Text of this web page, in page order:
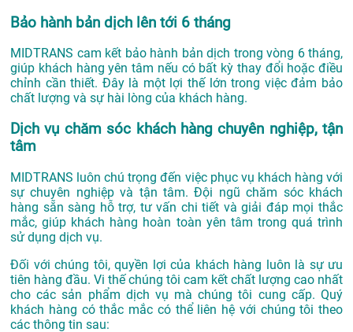
Bảo hành bản dịch lên tới 6 tháng
MIDTRANS cam kết bảo hành bản dịch trong vòng 6 tháng,
giúp khách hàng yên tâm nếu có bất kỳ thay đổi hoặc điều
chỉnh cần thiết. Đây là một lợi thế lớn trong việc đảm bảo
chất lượng và sự hài lòng của khách hàng.
Dịch vụ chăm sóc khách hàng chuyên nghiệp, tận
tâm
MIDTRANS luôn chú trọng đến việc phục vụ khách hàng với
sự chuyên nghiệp và tận tâm. Đội ngũ chăm sóc khách
hàng sẵn sàng hỗ trợ, tư vấn chi tiết và giải đáp mọi thắc
mắc, giúp khách hàng hoàn toàn yên tâm trong quá trình
sử dụng dịch vụ.
Đối với chúng tôi, quyền lợi của khách hàng luôn là sự ưu
tiên hàng đầu. Vi thế chúng tôi cam kết chất lượng cao nhất
cho các sản phẩm dịch vụ mà chúng tôi cung cấp. Quý
khách hàng có thắc mắc có thể liên hệ với chúng tôi theo
các thông tin sau: